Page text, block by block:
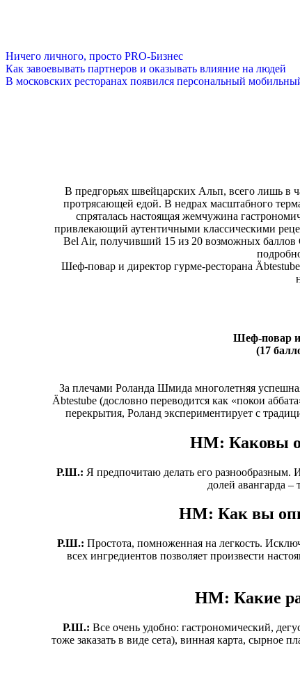
Ничего личного, просто PRO-Бизнес
Как завоевывать партнеров и оказывать влияние на людей
В московских ресторанах появился персональный
В предгорьях швейцарских Альп, всего лишь в
протрясающей едой. В недрах масштабного
спряталась настоящая жемчужина
привлекающий аутентичными классическими
Bel Air, получивший 15 из 20 возможных баллов
Шеф-повар и директор гурме-ресторана
Шеф-повар и
(17
За плечами Роланда Шмида многолетняя
Äbtestube (дословно переводится как «покои
перекрытия, Роланд экспериментирует с
HM: Каковы
Р.Ш.: Я предпочитаю делать его
долей авангарда
HM: Как вы
Р.Ш.: Простота, помноженная на легкость.
всех ингредиентов позволяет произвести
HM: Какие
Р.Ш.: Все очень удобно: гастрономический,
тоже заказать в виде сета), винная карта, сырное